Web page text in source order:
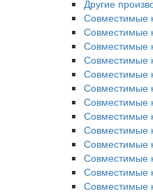
Другие
Совместимые
Совместимые
Совместимые
Совместимые
Совместимые
Совместимые
Совместимые
Совместимые
Совместимые
Совместимые
Совместимые
Совместимые
Совместимые